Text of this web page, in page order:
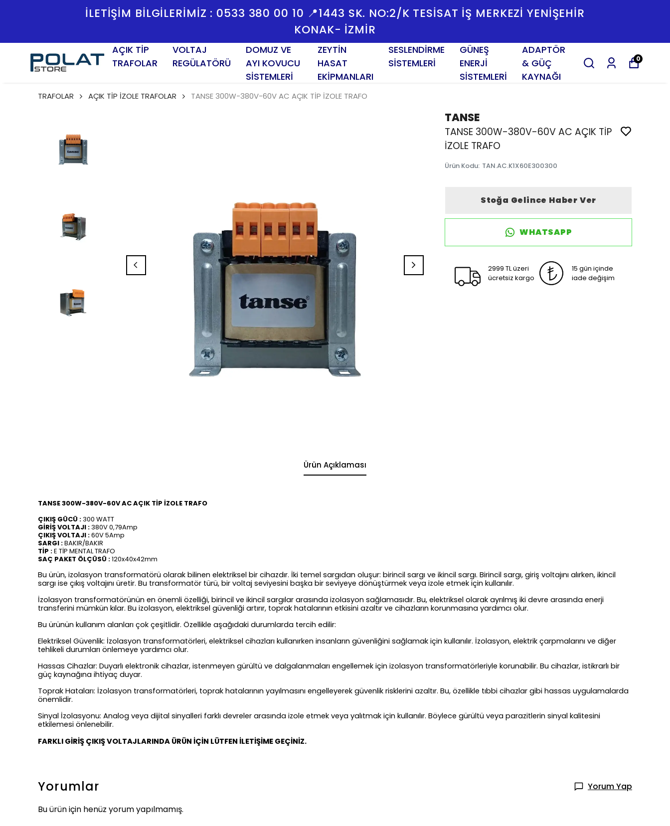
İLETİŞİM BİLGİLERİMİZ : 0533 380 00 10 📍1443 SK. NO:2/K TESISAT İŞ MERKEZI
AÇIK TİP
TRAFOLAR
VOLTAJ
REGÜLATÖRÜ
DOMUZ VE
AYI KOVUCU
SİSTEMLERİ
ZEYTİN
HASAT
EKİPMANLARI
SESLENDİRME
SİSTEMLERİ
GÜNEŞ
ENERJİ
SİSTEMLERİ
ADAPTÖR
& GÜÇ
KAYNAĞI
0
TRAFOLAR AÇIK TİP İZOLE TRAFOLAR TANSE 300W-380V-60V AC AÇIK TİP İZOLE TRAFO
TANSE
TANSE 300W-380V-60V AC AÇIK TİP
İZOLE TRAFO
Ürün Kodu: TAN.AC.K1X60E300300
Stoğa Gelince Haber Ver
WHATSAPP
2999 TL üzeri
ücretsiz kargo
15 gün içinde
iade değişim
Ürün Açıklaması
TANSE 300W-380V-60V AC AÇIK TİP İZOLE TRAFO
ÇIKIŞ GÜCÜ :300 WATT
GİRİŞ VOLTAJI :380V 0,79Amp
ÇIKIŞ VOLTAJI :60V 5Amp
SARGI :BAKIR/BAKIR
TİP :E TİP MENTAL TRAFO
SAÇ PAKET ÖLÇÜSÜ :120x40x42mm
Bu ürün, izolasyon transformatörü olarak bilinen elektriksel bir cihazdır. İki temel sargıdan oluşur: birincil sargı ve ikincil sargı. Birincil sargı, giriş voltajını alırken, ikincil
sargı ise çıkış voltajını üretir. Bu transformatör türü, bir voltaj seviyesini başka bir seviyeye dönüştürmek veya izole etmek için kullanılır.
İzolasyon transformatörünün en önemli özelliği, birincil ve ikincil sargılar arasında izolasyon sağlamasıdır. Bu, elektriksel olarak ayrılmış iki devre arasında enerji
transferini mümkün kılar. Bu izolasyon, elektriksel güvenliği artırır, toprak hatalarının etkisini azaltır ve cihazların korunmasına yardımcı olur.
Bu ürünün kullanım alanları çok çeşitlidir. Özellikle aşağıdaki durumlarda tercih edilir:
Elektriksel Güvenlik: İzolasyon transformatörleri, elektriksel cihazları kullanırken insanların güvenliğini sağlamak için kullanılır. İzolasyon, elektrik çarpmalarını ve diğer
tehlikeli durumları önlemeye yardımcı olur.
Hassas Cihazlar: Duyarlı elektronik cihazlar, istenmeyen gürültü ve dalgalanmaları engellemek için izolasyon transformatörleriyle korunabilir. Bu cihazlar, istikrarlı bir
güç kaynağına ihtiyaç duyar.
Toprak Hataları: İzolasyon transformatörleri, toprak hatalarının yayılmasını engelleyerek güvenlik risklerini azaltır. Bu, özellikle tıbbi cihazlar gibi hassas uygulamalarda
önemlidir.
Sinyal İzolasyonu: Analog veya dijital sinyalleri farklı devreler arasında izole etmek veya yalıtmak için kullanılır. Böylece gürültü veya parazitlerin sinyal kalitesini
etkilemesi önlenebilir.
FARKLI GİRİŞ ÇIKIŞ VOLTAJLARINDA ÜRÜN İÇİN LÜTFEN İLETİŞİME GEÇİNİZ.
Yorumlar
Yorum Yap
Bu ürün için henüz yorum yapılmamış.